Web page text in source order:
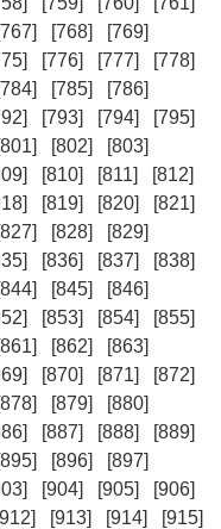
[768]
[769]
[776] [777]
[778]
[785]
[786]
[793] [794]
[795]
[802]
[803]
[810] [811]
[812]
[819] [820]
[821]
[828]
[829]
[836] [837]
[838]
[845]
[846]
[853] [854]
[855]
[862]
[863]
[870] [871]
[872]
[879]
[880]
[887] [888]
[889]
[896]
[897]
[904] [905]
[906]
[913] [914] [915]